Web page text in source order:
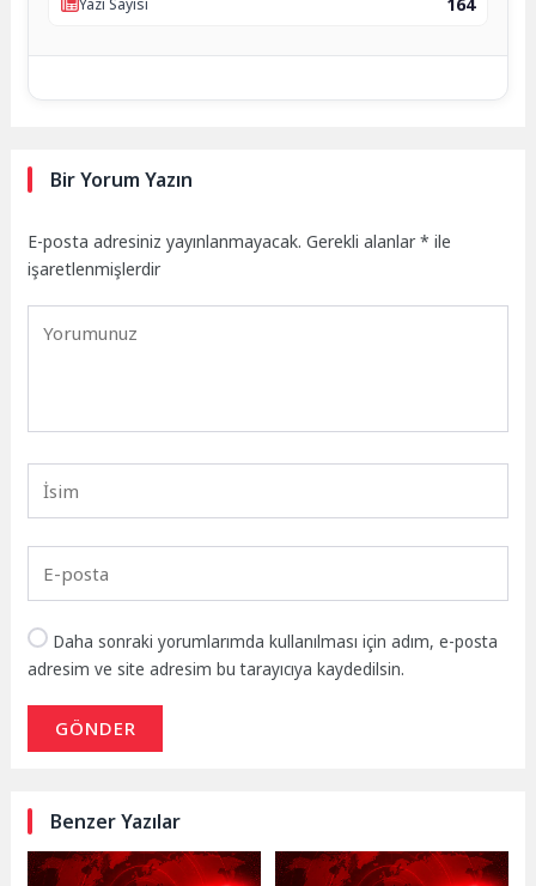
Bir Yorum Yazın
E-posta adresiniz yayınlanmayacak. Gerekli alanlar* ile
işaretlenmişlerdir
Daha sonraki yorumlarımda kullanılması için adım, e-posta
adresim ve site adresim bu tarayıcıya kaydedilsin.
GÖNDER
Benzer Yazılar